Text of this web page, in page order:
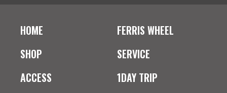
HOME
SHOP
ACCESS
FERRIS WHEEL
SERVICE
1DAY TRIP